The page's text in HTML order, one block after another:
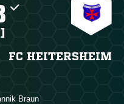
FC HEITERSHEIM
